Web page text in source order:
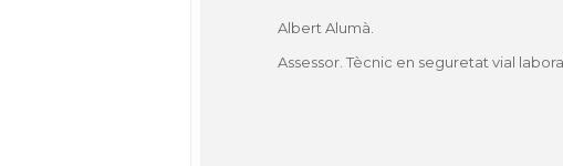
Albert Alumà.
Assessor. Tècnic en seguretat vial